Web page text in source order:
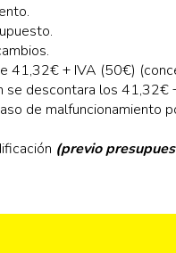
41,32€ + IVA (50€)
descontara los
de malfuncionamiento
(previo